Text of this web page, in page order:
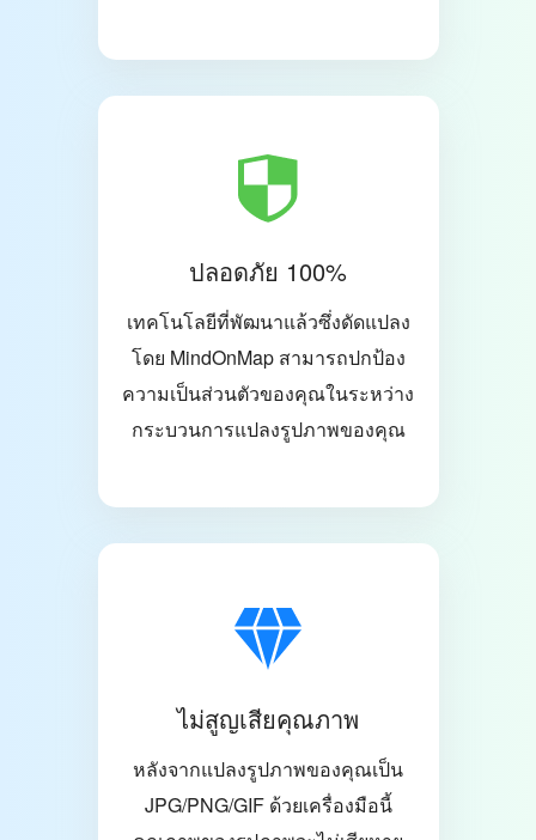
ปลอดภัย 100%
เทคโนโลยีที่พัฒนาแล้วซึ่งดัดแปลง
โดย MindOnMap สามารถปกป้อง
ความเป็นส่วนตัวของคุณในระหว่าง
กระบวนการแปลงรูปภาพของคุณ
ไม่สูญเสียคุณภาพ
หลังจากแปลงรูปภาพของคุณเป็น
JPG/PNG/GIF ด้วยเครื่องมือนี้